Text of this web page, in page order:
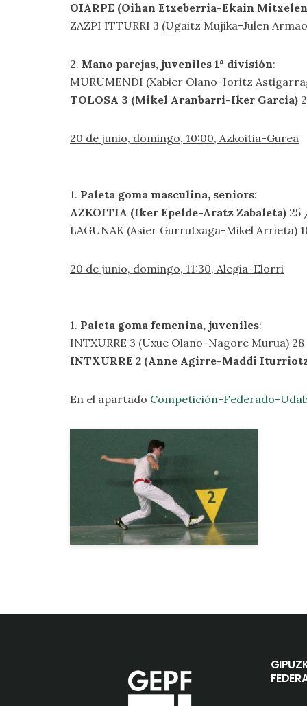
OIARPE (Oihan Etxeberria-Ekain
ZAZPI ITTURRI 3 (Ugaitz Mujika-Julen
2. Mano parejas, juveniles 1ª división:
MURUMENDI (Xabier Olano-Ioritz
TOLOSA 3 (Mikel Aranbarri-Iker Garcia)
20 de junio, domingo, 10:00, Azkoitia-Gurea
1. Paleta goma masculina, seniors:
AZKOITIA (Iker Epelde-Aratz Zabaleta) 25
LAGUNAK (Asier Gurrutxaga-Mikel Arrieta)
20 de junio, domingo, 11:30, Alegia-Elorri
1. Paleta goma femenina, juveniles:
INTXURRE 3 (Uxue Olano-Nagore Murua)
INTXURRE 2 (Anne Agirre-Maddi
En el apartado Competición-Federado-